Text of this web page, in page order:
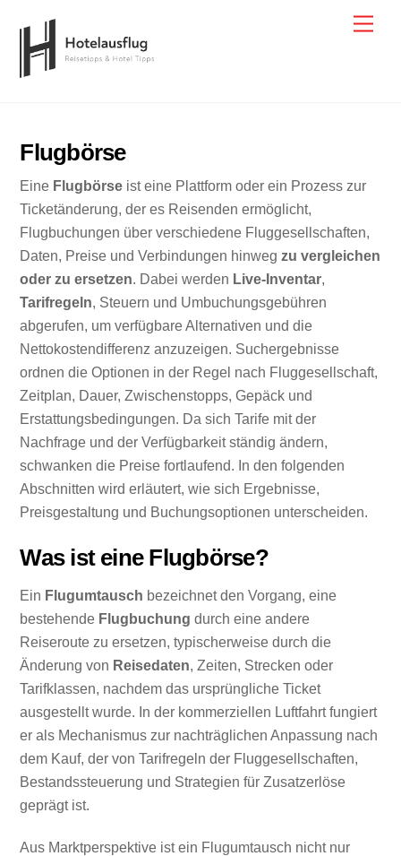
content
Flugbörse
Eine Flugbörse ist eine Plattform oder ein Prozess zur
Ticketänderung, der es Reisenden ermöglicht,
Flugbuchungen über verschiedene Fluggesellschaften,
Daten, Preise und Verbindungen hinwegzu vergleichen
oder zu ersetzen. Dabei werden Live-Inventar,
Tarifregeln, Steuern und Umbuchungsgebühren
abgerufen, um verfügbare Alternativen und die
Nettokostendifferenz anzuzeigen. Suchergebnisse
ordnen die Optionen in der Regel nach Fluggesellschaft,
Zeitplan, Dauer, Zwischenstopps, Gepäck und
Erstattungsbedingungen. Da sich Tarife mit der
Nachfrage und der Verfügbarkeit ständig ändern,
schwanken die Preise fortlaufend. In den folgenden
Abschnitten wird erläutert, wie sich Ergebnisse,
Preisgestaltung und Buchungsoptionen unterscheiden.
Was ist eine Flugbörse?
Ein Flugumtausch bezeichnet den Vorgang, eine
bestehende Flugbuchung durch eine andere
Reiseroute zu ersetzen, typischerweise durch die
Änderung von Reisedaten, Zeiten, Strecken oder
Tarifklassen, nachdem das ursprüngliche Ticket
ausgestellt wurde. In der kommerziellen Luftfahrt fungiert
er als Mechanismus zur nachträglichen Anpassung nach
dem Kauf, der von Tarifregeln der Fluggesellschaften,
Bestandssteuerung und Strategien für Zusatzerlöse
geprägt ist.
Aus Marktperspektive ist ein Flugumtausch nicht nur